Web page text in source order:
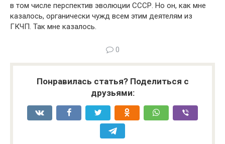
в том числе перспектив эволюции СССР. Но он, как мне
казалось, органически чужд всем этим деятелям из
ГКЧП. Так мне ка­залось.
0
Понравилась статья? Поделиться с
друзьями: